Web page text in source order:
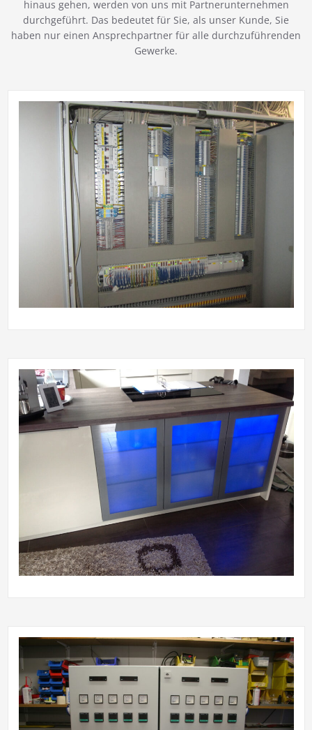
hinaus gehen, werden von uns mit Partnerunternehmen
durchgeführt. Das bedeutet für Sie, als unser Kunde, Sie
haben nur einen Ansprechpartner für alle durchzuführenden
Gewerke.